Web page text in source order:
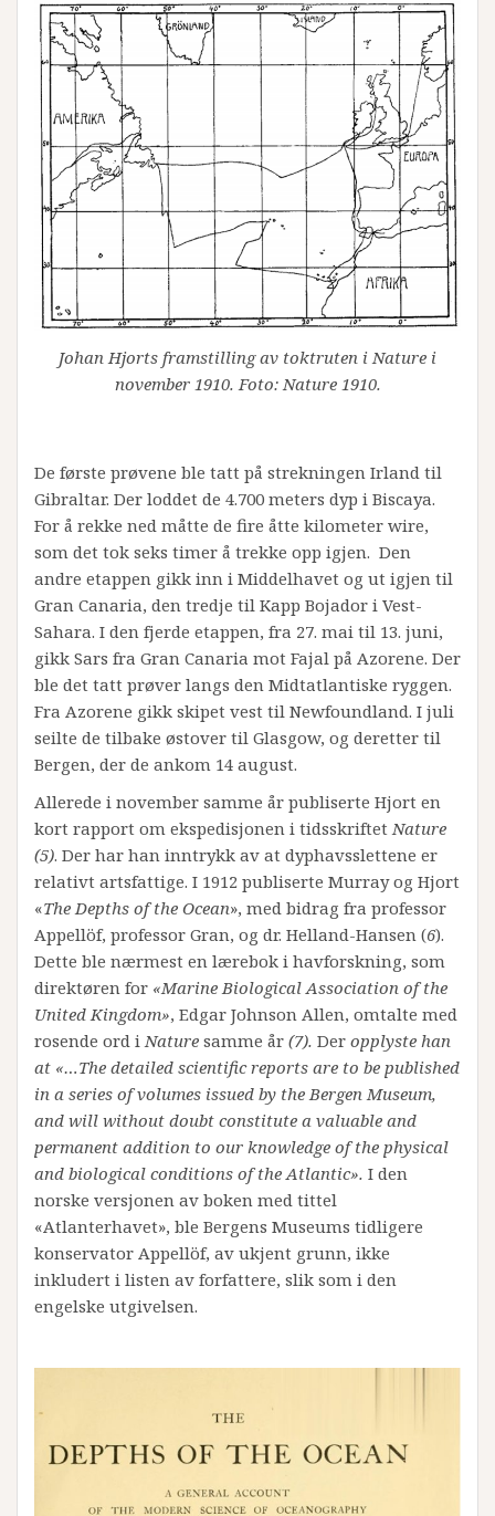
Johan Hjorts framstilling av toktruten i Nature i
november 1910. Foto: Nature 1910.
De første prøvene ble tatt på strekningen Irland til
Gibraltar. Der loddet de 4.700 meters dyp i Biscaya.
For å rekke ned måtte de fire åtte kilometer wire,
som det tok seks timer å trekke opp igjen. Den
andre etappen gikk inn i Middelhavet og ut igjen til
Gran Canaria, den tredje til Kapp Bojador i Vest-
Sahara. I den fjerde etappen, fra 27. mai til 13. juni,
gikk Sars fra Gran Canaria mot Fajal på Azorene. Der
ble det tatt prøver langs den Midtatlantiske ryggen.
Fra Azorene gikk skipet vest til Newfoundland. I juli
seilte de tilbake østover til Glasgow, og deretter til
Bergen, der de ankom 14 august.
Allerede i november samme år publiserte Hjort en
kort rapport om ekspedisjonen i tidsskriftetNature
(5). Der har han inntrykk av at dyphavsslettene er
relativt artsfattige. I 1912 publiserte Murray og Hjort
«The Depths of the Ocean», med bidrag fra professor
Appellöf, professor Gran, og dr. Helland-Hansen (6).
Dette ble nærmest en lærebok i havforskning, som
direktøren for «Marine Biological Association of the
United Kingdom», Edgar Johnson Allen, omtalte med
rosende ord iNature samme år (7). Der opplyste han
at «…The detailed scientific reports are to be published
in a series of volumes issued by the Bergen Museum,
and will without doubt constitute a valuable and
permanent addition to our knowledge of the physical
and biological conditions of the Atlantic». I den
norske versjonen av boken med tittel
«Atlanterhavet», ble Bergens Museums tidligere
konservator Appellöf, av ukjent grunn, ikke
inkludert i listen av forfattere, slik som i den
engelske utgivelsen.